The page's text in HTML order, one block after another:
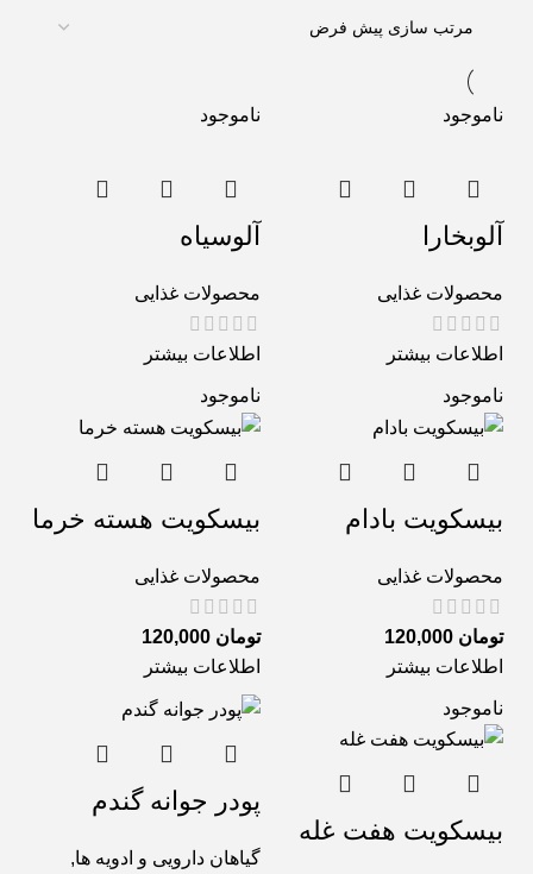
ناموجود
آلوبخارا
محصولات غذایی
اطلاعات بیشتر
ناموجود
آلوسیاه
محصولات غذایی
اطلاعات بیشتر
ناموجود
بیسکویت بادام
محصولات غذایی
تومان
اطلاعات بیشتر
ناموجود
بیسکویت هسته خرما
محصولات غذایی
تومان
اطلاعات بیشتر
ناموجود
بیسکویت هفت غله
پودر جوانه گندم
گیاهان دارویی و ادویه ها,